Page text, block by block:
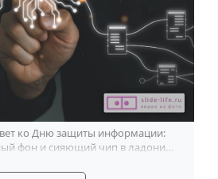
ко Дню защиты информации:
фон и сияющий чип в ладони